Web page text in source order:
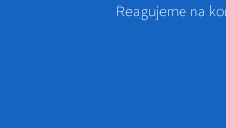
Reagujeme na